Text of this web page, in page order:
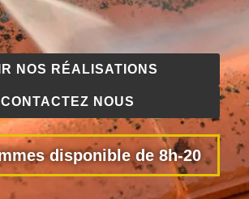
NOS RÉALISATIONS
CONTACTEZ NOUS
disponible de 8h-20